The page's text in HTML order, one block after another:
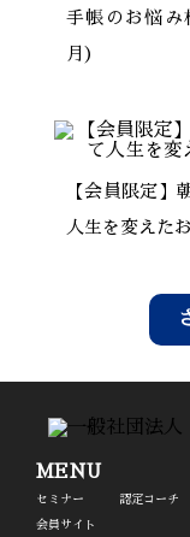
手帳のお悩み
月）
【会員限定】
人生を変えた
MENU
セミナー 認定コーチ
会員サイト